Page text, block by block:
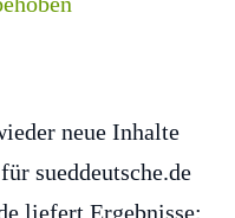
neue Inhalte
sueddeutsche.de
liefert Ergebnisse: